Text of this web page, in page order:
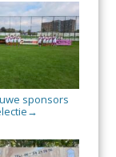
sponsors
→